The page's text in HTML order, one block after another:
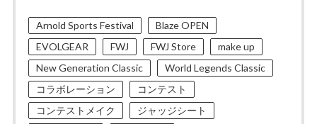
Arnold Sports Festival
Blaze OPEN
EVOLGEAR
FWJ FWJ Store
make up
New Generation Classic
World Legends Classic
コラボレーション
コンテスト
コンテストメイク
ジャッジシート